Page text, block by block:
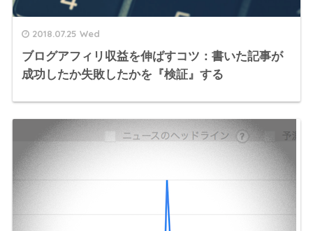
2018.07.25 Wed
ブログアフィリ収益を伸ばすコツ：書いた記事が
成功したか失敗したかを『検証』する